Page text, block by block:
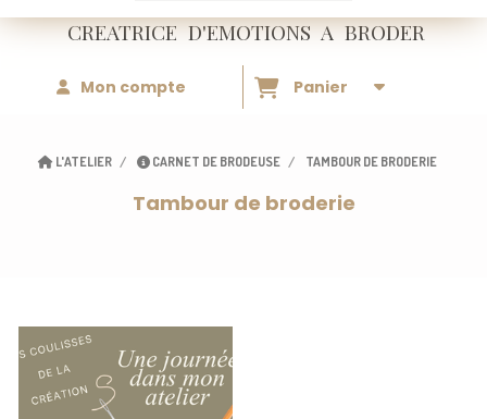
CREATRICED'EMOTIONSA BRODER
Mon compte Panier
L'ATELIER CARNET DE BRODEUSE TAMBOUR DE BRODERIE
Tambour de broderie